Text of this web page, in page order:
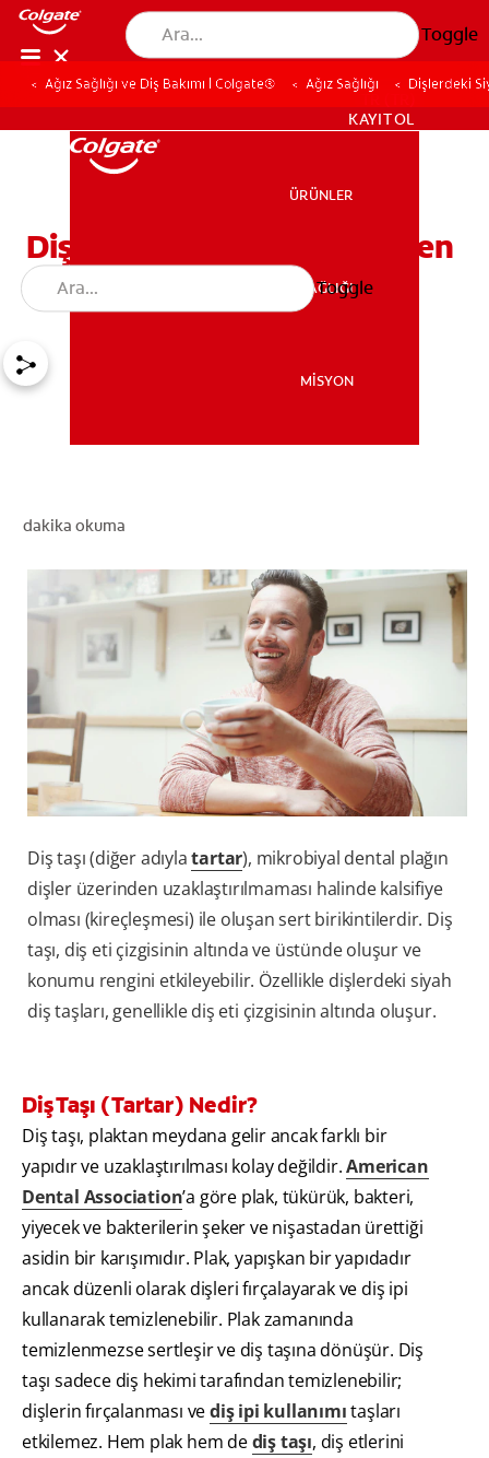
Toggle
MİSYON
TR (TR)
KAYIT OL
KAYIT OL
ÜRÜNLER
AĞIZ SAĞLIĞI
MİSYON
Toggle
Ağız Sağlığı ve Diş Bakımı | Colgate® Ağız Sağlığı Dişlerdeki
Dişteki Siyah Lekeler Neden
Olur, Nasıl Geçer?
dakika okuma
Diş taşı (diğer adıylatartar), mikrobiyal dental plağın
dişler üzerinden uzaklaştırılmaması halinde kalsifiye
olması (kireçleşmesi) ile oluşan sert birikintilerdir. Diş
taşı, diş eti çizgisinin altında ve üstünde oluşur ve
konumu rengini etkileyebilir. Özellikle dişlerdeki siyah
diş taşları, genellikle diş eti çizgisinin altında oluşur.
Diş Taşı (Tartar) Nedir?
Diş taşı, plaktan meydana gelir ancak farklı bir
yapıdır ve uzaklaştırılması kolay değildir.American
Dental Association’a göre plak, tükürük, bakteri,
yiyecek ve bakterilerin şeker ve nişastadan ürettiği
asidin bir karışımıdır. Plak, yapışkan bir yapıdadır
ancak düzenli olarak dişleri fırçalayarak ve diş ipi
kullanarak temizlenebilir. Plak zamanında
temizlenmezse sertleşir ve diş taşına dönüşür. Diş
taşı sadece diş hekimi tarafından temizlenebilir;
dişlerin fırçalanması vediş ipi kullanımıtaşları
etkilemez. Hem plak hem dediş taşı, diş etlerini